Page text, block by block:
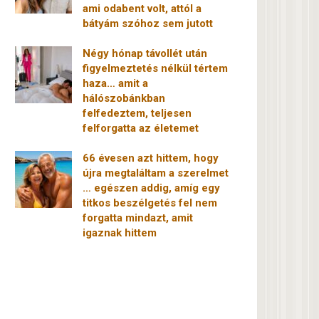
ami odabent volt, attól a
bátyám szóhoz sem jutott
Négy hónap távollét után
figyelmeztetés nélkül tértem
haza… amit a
hálószobánkban
felfedeztem, teljesen
felforgatta az életemet
66 évesen azt hittem, hogy
újra megtaláltam a szerelmet
… egészen addig, amíg egy
titkos beszélgetés fel nem
forgatta mindazt, amit
igaznak hittem